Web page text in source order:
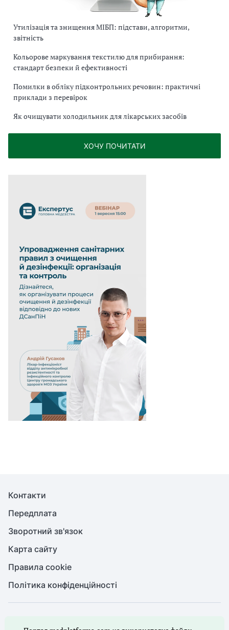
Утилізація та знищення МІБП: підстави, алгоритми,
звітність
Кольорове маркування текстилю для прибирання:
стандарт безпеки й ефективності
Помилки в обліку підконтрольних речовин: практичні
приклади з перевірок
Як очищувати холодильник для лікарських засобів
ХОЧУ ПОЧИТАТИ
Контакти
Передплата
Зворотний зв'язок
Карта сайту
Правила cookie
Політика конфіденційності